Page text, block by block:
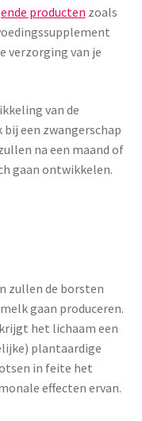
producten zoals
verzorging van je
van de
een zwangerschap
na een maand of
gaan ontwikkelen.
zullen de borsten
gaan produceren.
het lichaam een
plantaardige
in feite het
effecten ervan.